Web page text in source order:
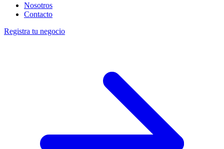
Nosotros
Contacto
Registra tu negocio